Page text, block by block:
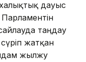
дауыс
Парламентін
таңдау
жатқан
жылжу